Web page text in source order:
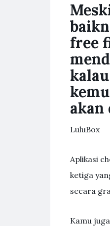
free
akan
LuluBox
Aplikasi
ketiga
secara
Kamu